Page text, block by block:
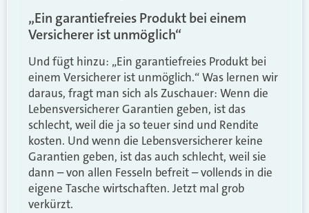
„Ein garantiefreies Produkt bei einem
Versicherer ist unmöglich“
Und fügt hinzu: „Ein garantiefreies Produkt bei
einem Versicherer ist unmöglich.“ Was lernen wir
daraus, fragt man sich als Zuschauer: Wenn die
Lebensversicherer Garantien geben, ist das
schlecht, weil die ja so teuer sind und Rendite
kosten. Und wenn die Lebensversicherer keine
Garantien geben, ist das auch schlecht, weil sie
dann – von allen Fesseln befreit – vollends in die
eigene Tasche wirtschaften. Jetzt mal grob
verkürzt.